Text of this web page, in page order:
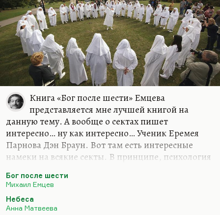
Книга «Бог после шести» Емцева
представляется мне лучшей книгой на
данную тему. А вообще о сектах пишет
интересно… ну как интересно… Ученик Еремея
Парнова Дэн Браун. Вот там есть интересные
намеки на всякие секты. В принципе, психология
секты нигде не расписаны детально. А это очень
интересно, меня эта тема всегда жутко
интересовала. Но, к сожалению, я не могу вам
Бог после шести
Михаил Емцев
Небеса
Анна Матвеева